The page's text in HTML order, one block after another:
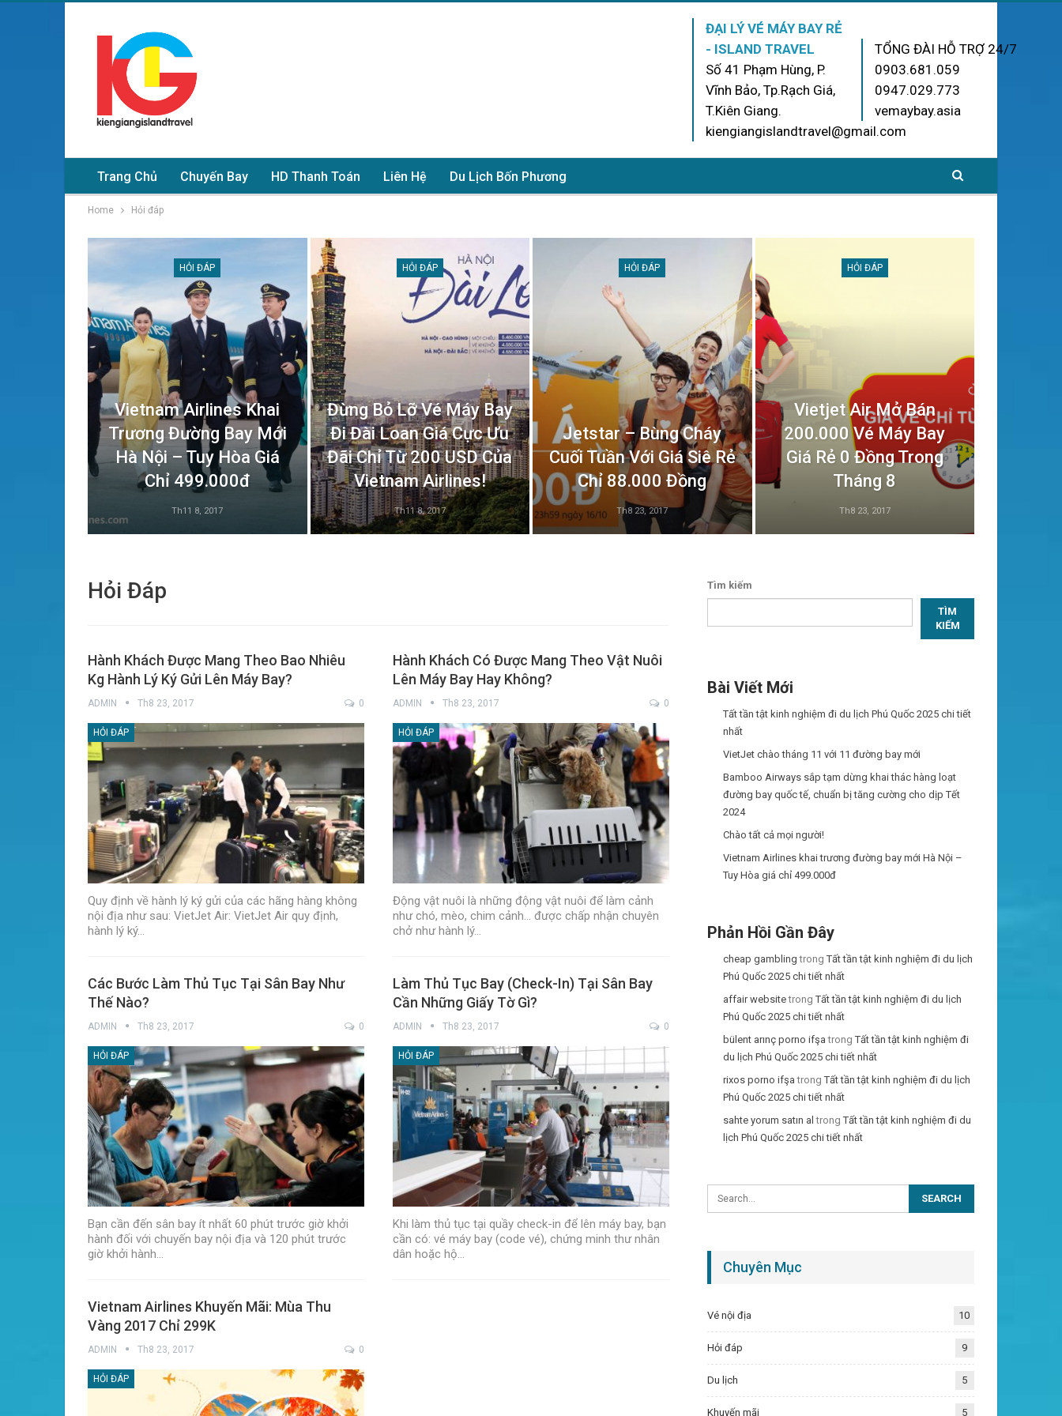
ĐẠI LÝ VÉ MÁY BAY RẺ
- ISLAND TRAVEL
Số 41 Phạm Hùng, P.
Vĩnh Bảo, Tp.Rạch Giá,
T.Kiên Giang.
kiengiangislandtravel@gmail.com
TỔNG ĐÀI HỖ TRỢ 24/7
0903.681.059
0947.029.773
vemaybay.asia
Trang Chủ Chuyến Bay HD Thanh Toán Liên Hệ Du Lịch Bốn Phương
Home Hỏi đáp
HỎI ĐÁP
Vietnam Airlines Khai
Trương Đường Bay Mới
Hà Nội – Tuy Hòa Giá
Chỉ 499.000đ
Th11 8, 2017
HỎI ĐÁP
Đừng Bỏ Lỡ Vé Máy Bay
Đi Đài Loan Giá Cực Ưu
Đãi Chỉ Từ 200 USD Của
Vietnam Airlines!
Th11 8, 2017
HỎI ĐÁP
Jetstar – Bùng Cháy
Cuối Tuần Với Giá Siê Rẻ
Chỉ 88.000 Đồng
Th8 23, 2017
HỎI ĐÁP
Vietjet Air Mở Bán
200.000 Vé Máy Bay
Giá Rẻ 0 Đồng Trong
Tháng 8
Th8 23, 2017
Hỏi Đáp
Hành Khách Được Mang Theo Bao Nhiêu
Kg Hành Lý Ký Gửi Lên Máy Bay?
ADMIN Th8 23, 2017 0
HỎI ĐÁP
Quy định về hành lý ký gửi của các hãng hàng không
nội địa như sau: VietJet Air: VietJet Air quy định,
hành lý ký…
Hành Khách Có Được Mang Theo Vật Nuôi
Lên Máy Bay Hay Không?
ADMIN Th8 23, 2017 0
HỎI ĐÁP
Động vật nuôi là những động vật nuôi để làm cảnh
như chó, mèo, chim cảnh... được chấp nhận chuyên
chở như hành lý…
Các Bước Làm Thủ Tục Tại Sân Bay Như
Thế Nào?
ADMIN Th8 23, 2017 0
HỎI ĐÁP
Bạn cần đến sân bay ít nhất 60 phút trước giờ khởi
hành đối với chuyến bay nội địa và 120 phút trước
giờ khởi hành…
Làm Thủ Tục Bay (check-In) Tại Sân Bay
Cần Những Giấy Tờ Gì?
ADMIN Th8 23, 2017 0
HỎI ĐÁP
Khi làm thủ tục tại quầy check-in để lên máy bay, bạn
cần có: vé máy bay (code vé), chứng minh thư nhân
dân hoặc hộ…
Vietnam Airlines Khuyến Mãi: Mùa Thu
Vàng 2017 Chỉ 299K
ADMIN Th8 23, 2017 0
HỎI ĐÁP
Tìm kiếm
TÌM
KIẾM
Bài Viết Mới
Tất tần tật kinh nghiệm đi du lịch Phú Quốc 2025 chi tiết
nhất
VietJet chào tháng 11 với 11 đường bay mới
Bamboo Airways sắp tạm dừng khai thác hàng loạt
đường bay quốc tế, chuẩn bị tăng cường cho dịp Tết
2024
Chào tất cả mọi người!
Vietnam Airlines khai trương đường bay mới Hà Nội –
Tuy Hòa giá chỉ 499.000đ
Phản Hồi Gần Đây
cheap gambling trongTất tần tật kinh nghiệm đi du lịch
Phú Quốc 2025 chi tiết nhất
affair websitetrongTất tần tật kinh nghiệm đi du lịch
Phú Quốc 2025 chi tiết nhất
bülent arınç porno ifşa trongTất tần tật kinh nghiệm đi
du lịch Phú Quốc 2025 chi tiết nhất
rixos porno ifşa trongTất tần tật kinh nghiệm đi du lịch
Phú Quốc 2025 chi tiết nhất
sahte yorum satın al trongTất tần tật kinh nghiệm đi du
lịch Phú Quốc 2025 chi tiết nhất
Chuyên Mục
Vé nội địa 10
Hỏi đáp 9
Du lịch 5
Khuyến mãi 5